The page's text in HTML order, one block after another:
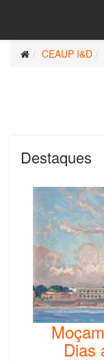
CEAUP I&D
Destaques
Dias